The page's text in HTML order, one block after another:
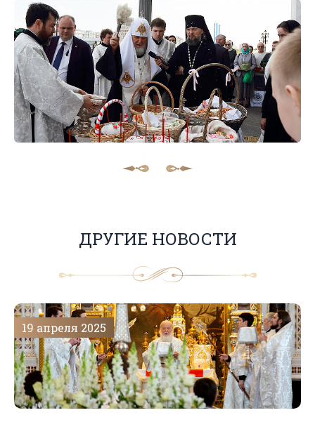
ДРУГИЕ НОВОСТИ
19 апреля 2025